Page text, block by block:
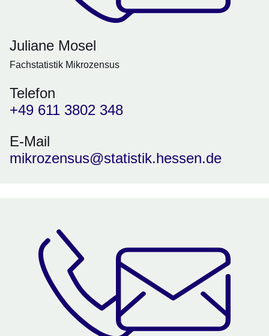
Juliane Mosel
Fachstatistik Mikrozensus
Telefon
+49 611 3802 348
E-Mail
mikrozensus@statistik.hessen.de